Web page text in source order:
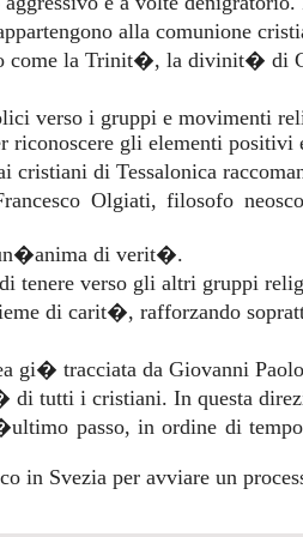
alla comunione
come la Trinit�, la divinit� di
verso i gruppi e movimenti
riconoscere gli elementi
cristiani di Tessalonica
Olgiati, filosofo
di verit�.
tenere verso gli altri gruppi
di carit�, rafforzando
gi� tracciata da Giovanni
tutti i cristiani. In questa
passo, in ordine di
in Svezia per avviare un